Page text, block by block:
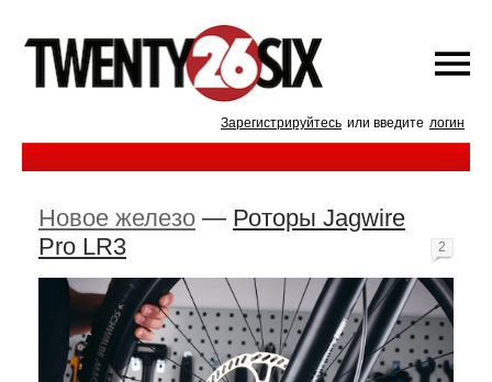
Зарегистрируйтесь или введите логин
Новое железо — Роторы Jagwire
Pro LR3
2